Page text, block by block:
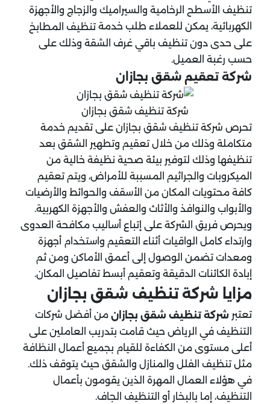
تنظيف الأسطح الرخامية والسيراميك والزجاج والأجهزة
الكهربائية، يمكن للعملاء طلب خدمة تنظيف المطابخ
على حدى دون تنظيف باقي غرف الشقة وذلك على
حسب رغبة العميل.
شركة تعقيم شقق بجازان
شركة تنظيف شقق بجازان
تحرص شركة تنظيف شقق بجازان على تقديم خدمة
متكاملة وذلك من خلال تعقيم وتطهير الشقق بعد
تنظيفها وذلك لتوفير بيئة صحية نظيفة خالية من
الميكروبات والجراثيم المسببة للأمراض، ويتم تعقيم
كافة محتويات المكان من الأسقف والحوائط والأرضيات
والأبواب والنوافذ والأثاث والعفش والأجهزة الكهربية.
ويحرص فريق الشركة على إتباع أساليب مكافحة العدوى
وارتداء كامل الواقيات أثناء التعقيم واستخدام أجهزة
ومعدات تضمن الوصول إلى أعمق الأماكن ومن ثم
إبادة الكائنات الدقيقة وتعقيم أبسط تفاصيل المكان.
مزايا شركة تنظيف شقق بجازان
تعتبر شركة تنظيف شقق بجازان من أفضل شركات
التنظيف في الرياض حيث قامت بتدريب العاملين على
أعلى مستوى من الكفاءة للقيام بجميع أعمال النظافة
مثل تنظيف الفلل والمنازل والشقق حيث يتوقف ذلك.
في هؤلاء العمال المهرة الذين يقومون بأعمال
التنظيف، إما بالبخار أو التنظيف الجاف.